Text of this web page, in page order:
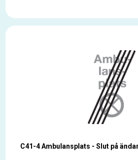
C41-4 Ambulansplats - Slut på